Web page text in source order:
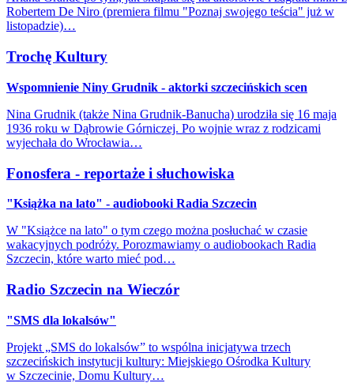
Robertem De Niro (premiera filmu "Poznaj swojego teścia" już w
listopadzie)…
Trochę Kultury
Wspomnienie Niny Grudnik - aktorki szczecińskich scen
Nina Grudnik (także Nina Grudnik-Banucha) urodziła się 16 maja
1936 roku w Dąbrowie Górniczej. Po wojnie wraz z rodzicami
wyjechała do Wrocławia…
Fonosfera - reportaże i słuchowiska
"Książka na lato" - audiobooki Radia Szczecin
W "Książce na lato" o tym czego można posłuchać w czasie
wakacyjnych podróży. Porozmawiamy o audiobookach Radia
Szczecin, które warto mieć pod…
Radio Szczecin na Wieczór
"SMS dla lokalsów"
Projekt „SMS do lokalsów” to wspólna inicjatywa trzech
szczecińskich instytucji kultury: Miejskiego Ośrodka Kultury
w Szczecinie, Domu Kultury…